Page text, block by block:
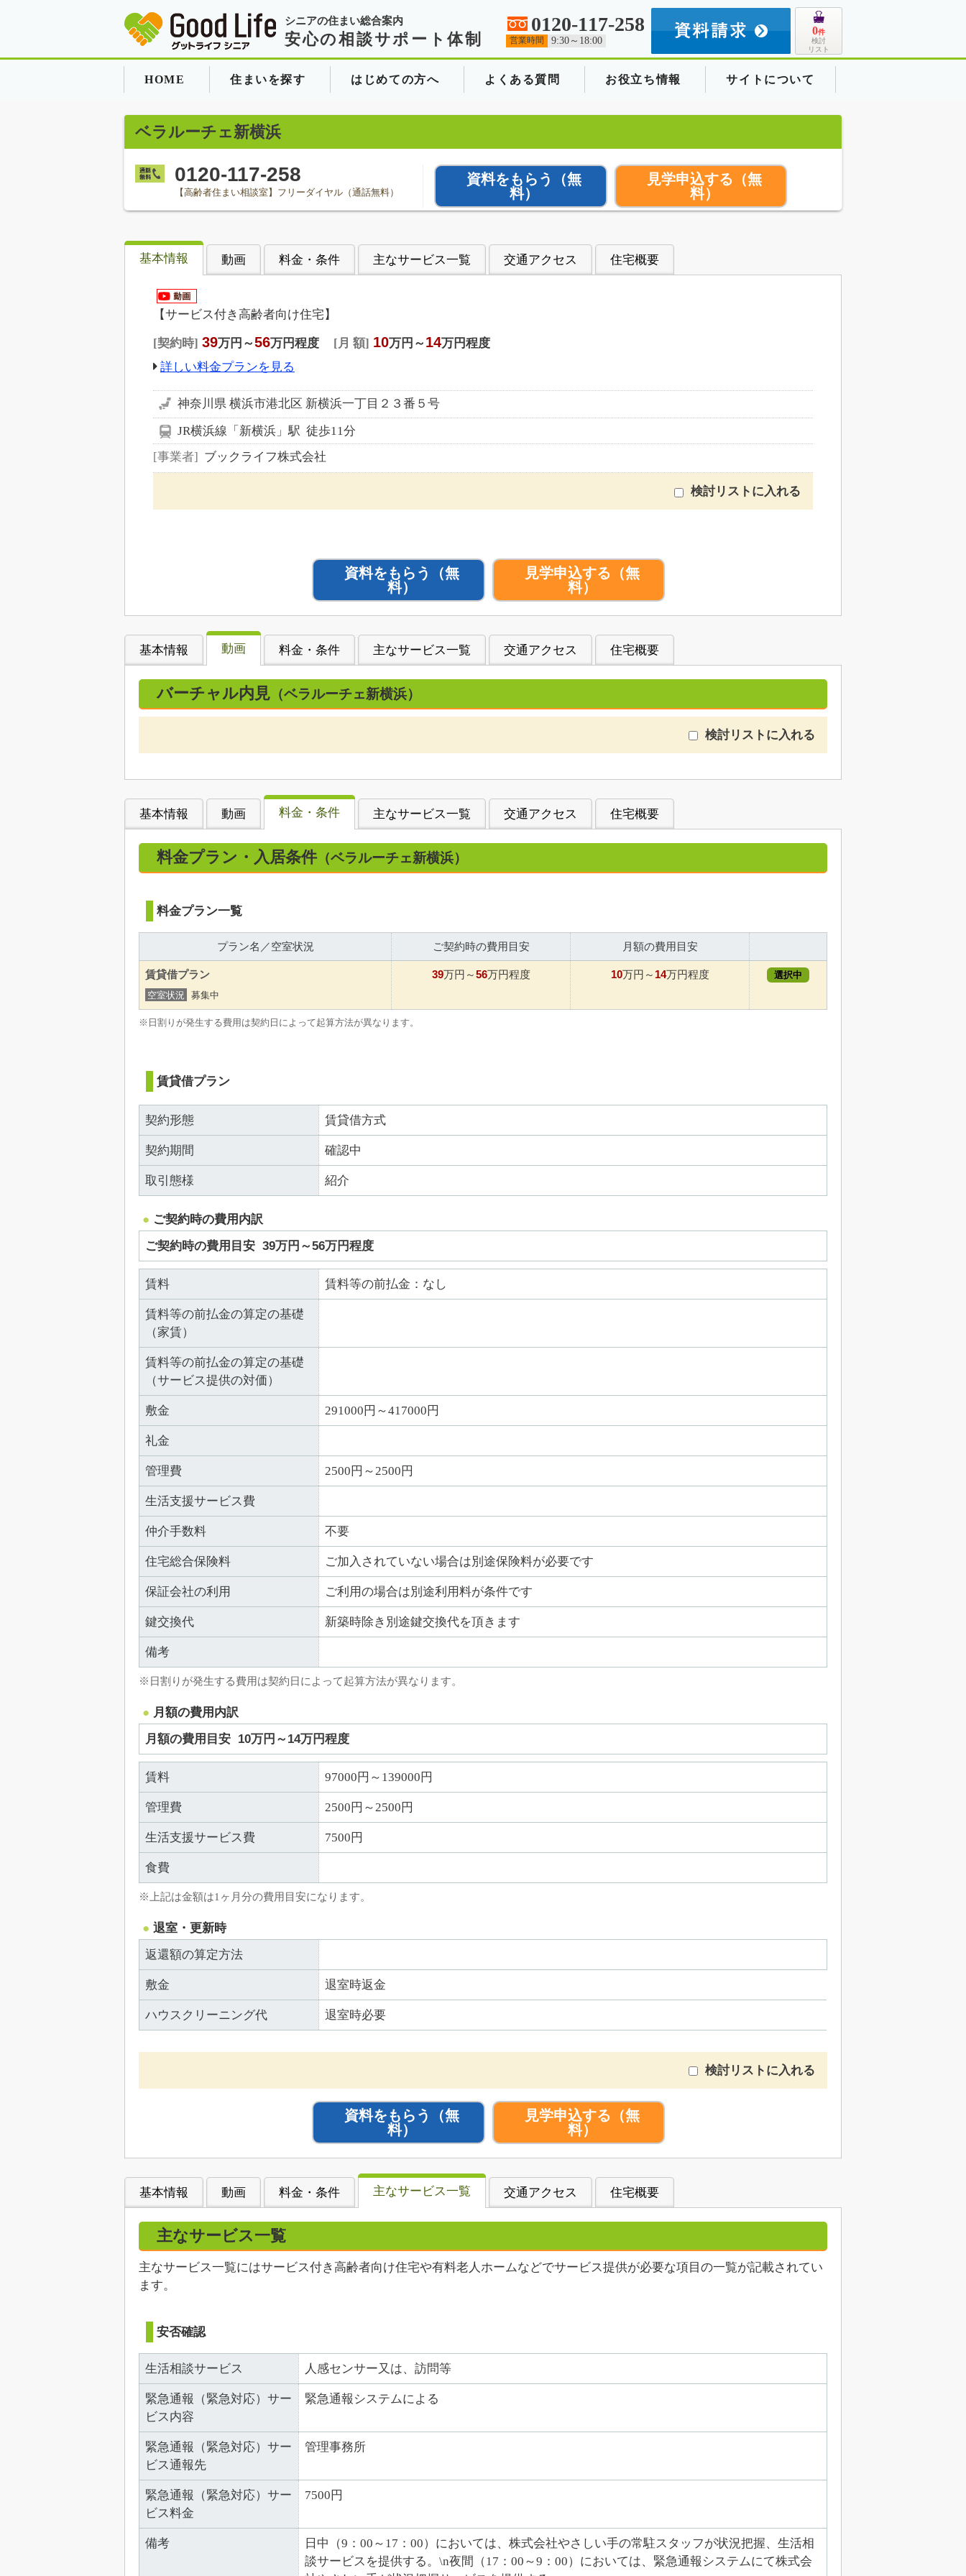
シニアの住まい総合案内
安心の相談サポート体制
0120-117-258
営業時間 9:30～18:00
0件
検討
リスト
HOME 住まいを探す はじめての方へ よくある質問 お役立ち情報 サイトについて
ベラルーチェ新横浜
0120-117-258
【高齢者住まい相談室】フリーダイヤル（通話無料）
資料をもらう
（無
料）
見学申込する （無
料）
基本情報 動画 料金・条件 主なサービス一覧 交通アクセス 住宅概要
【サービス付き高齢者向け住宅】
契約時 39万円～56万円程度 月 額 10万円～ 14万円程度
詳しい料金プランを見る
神奈川県 横浜市港北区 新横浜一丁目２３番５号
JR横浜線「新横浜」駅 徒歩11分
事業者
ブックライフ株式会社
検討リストに入れる
資料をもらう
（無
料）
見学申込する （無
料）
基本情報 動画 料金・条件 主なサービス一覧 交通アクセス 住宅概要
バーチャル内見 （ベラルーチェ新横浜）
検討リストに入れる
基本情報 動画 料金・条件 主なサービス一覧 交通アクセス 住宅概要
料金プラン・入居条件 （ベラルーチェ新横浜）
料金プラン一覧
プラン名／空室状況 ご契約時の費用目安 月額の費用目安
賃貸借プラン
空室状況 募集中
39万円～56万円程度 10万円～ 14万円程度 選択中
※日割りが発生する費用は契約日によって起算方法が異なります。
賃貸借プラン
契約形態 賃貸借方式
契約期間 確認中
取引態様 紹介
ご契約時の費用内訳
ご契約時の費用目安 39万円～56万円程度
賃料 賃料等の前払金：なし
賃料等の前払金の算定の基礎
（家賃）
賃料等の前払金の算定の基礎
（サービス提供の対価）
敷金 291000円～417000円
礼金
管理費 2500円～2500円
生活支援サービス費
仲介手数料 不要
住宅総合保険料 ご加入されていない場合は別途保険料が必要です
保証会社の利用 ご利用の場合は別途利用料が条件です
鍵交換代 新築時除き別途鍵交換代を頂きます
備考
※日割りが発生する費用は契約日によって起算方法が異なります。
月額の費用内訳
月額の費用目安 10万円～14万円程度
賃料 97000円～139000円
管理費 2500円～2500円
生活支援サービス費 7500円
食費
※上記は金額は1ヶ月分の費用目安になります。
退室・更新時
返還額の算定方法
敷金 退室時返金
ハウスクリーニング代 退室時必要
検討リストに入れる
資料をもらう
（無
料）
見学申込する （無
料）
基本情報 動画 料金・条件 主なサービス一覧 交通アクセス 住宅概要
主なサービス一覧
主なサービス一覧にはサービス付き高齢者向け住宅や有料老人ホームなどでサービス提供が必要な項目の一覧が記載されてい
ます。
安否確認
生活相談サービス 人感センサー又は、訪問等
緊急通報（緊急対応）サー
ビス内容
緊急通報システムによる
緊急通報（緊急対応）サー
ビス通報先
管理事務所
緊急通報（緊急対応）サー
ビス料金
7500円
備考
日中（9：00～17：00）においては、株式会社やさしい手の常駐スタッフが状況把握、生活相
談サービスを提供する。\n夜間（17：00～9：00）においては、緊急通報システムにて株式会